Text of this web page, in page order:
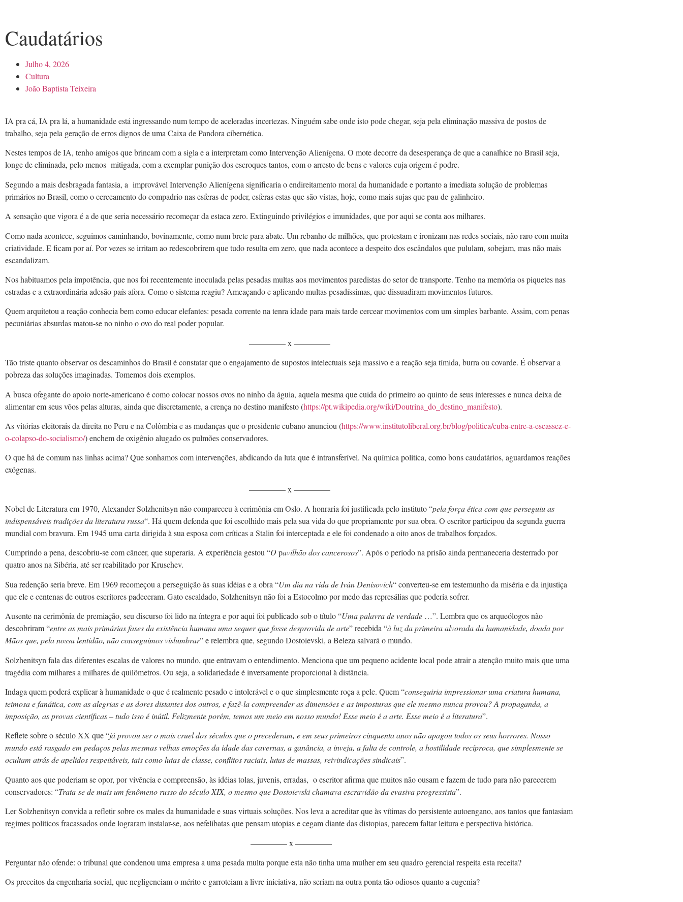
Caudatários
Julho 4, 2026
Cultura
João Baptista Teixeira
IA pra cá, IA pra lá, a humanidade está ingressando num tempo de aceleradas incertezas. Ninguém sabe onde isto pode chegar, seja pela eliminação massiva de postos de
trabalho, seja pela geração de erros dignos de uma Caixa de Pandora cibernética.
Nestes tempos de IA, tenho amigos que brincam com a sigla e a interpretam como Intervenção Alienígena. O mote decorre da desesperança de que a canalhice no Brasil seja,
longe de eliminada, pelo menos mitigada, com a exemplar punição dos escroques tantos, com o arresto de bens e valores cuja origem é podre.
Segundo a mais desbragada fantasia, a improvável Intervenção Alienígena significaria o endireitamento moral da humanidade e portanto a imediata solução de problemas
primários no Brasil, como o cerceamento do compadrio nas esferas de poder, esferas estas que são vistas, hoje, como mais sujas que pau de galinheiro.
A sensação que vigora é a de que seria necessário recomeçar da estaca zero. Extinguindo privilégios e imunidades, que por aqui se conta aos milhares.
Como nada acontece, seguimos caminhando, bovinamente, como num brete para abate. Um rebanho de milhões, que protestam e ironizam nas redes sociais, não raro com muita
criatividade. E ficam por aí. Por vezes se irritam ao redescobrirem que tudo resulta em zero, que nada acontece a despeito dos escândalos que pululam, sobejam, mas não mais
escandalizam.
Nos habituamos pela impotência, que nos foi recentemente inoculada pelas pesadas multas aos movimentos paredistas do setor de transporte. Tenho na memória os piquetes nas
estradas e a extraordinária adesão país afora. Como o sistema reagiu? Ameaçando e aplicando multas pesadíssimas, que dissuadiram movimentos futuros.
Quem arquitetou a reação conhecia bem como educar elefantes: pesada corrente na tenra idade para mais tarde cercear movimentos com um simples barbante. Assim, com penas
pecuniárias absurdas matou-se no ninho o ovo do real poder popular.
————– x ————–
Tão triste quanto observar os descaminhos do Brasil é constatar que o engajamento de supostos intelectuais seja massivo e a reação seja tímida, burra ou covarde. É observar a
pobreza das soluções imaginadas. Tomemos dois exemplos.
A busca ofegante do apoio norte-americano é como colocar nossos ovos no ninho da águia, aquela mesma que cuida do primeiro ao quinto de seus interesses e nunca deixa de
alimentar em seus vôos pelas alturas, ainda que discretamente, a crença no destino manifesto (https://pt.wikipedia.org/wiki/Doutrina_do_destino_manifesto).
As vitórias eleitorais da direita no Peru e na Colômbia e as mudanças que o presidente cubano anunciou (https://www.institutoliberal.org.br/blog/politica/cuba-entre-a-escassez-e-
o-colapso-do-socialismo/) enchem de oxigênio alugado os pulmões conservadores.
O que há de comum nas linhas acima? Que sonhamos com intervenções, abdicando da luta que é intransferível. Na química política, como bons caudatários, aguardamos reações
exógenas.
————– x ————–
Nobel de Literatura em 1970, Alexander Solzhenitsyn não compareceu à cerimônia em Oslo. A honraria foi justificada pelo instituto “pela força ética com que perseguiu as
indispensáveis ​​tradições da literatura russa“. Há quem defenda que foi escolhido mais pela sua vida do que propriamente por sua obra. O escritor participou da segunda guerra
mundial com bravura. Em 1945 uma carta dirigida à sua esposa com críticas a Stalin foi interceptada e ele foi condenado a oito anos de trabalhos forçados.
Cumprindo a pena, descobriu-se com câncer, que superaria. A experiência gestou “Opavilhão dos cancerosos”. Após o período na prisão ainda permaneceria desterrado por
quatro anos na Sibéria, até ser reabilitado por Kruschev.
Sua redenção seria breve. Em 1969 recomeçou a perseguição às suas idéias e a obra “Um dia na vida de Iván Denisovich“ converteu-se em testemunho da miséria e da injustiça
que ele e centenas de outros escritores padeceram. Gato escaldado, Solzhenitsyn não foi a Estocolmo por medo das represálias que poderia sofrer.
Ausente na cerimônia de premiação, seu discurso foi lido na íntegra e por aqui foi publicado sob o título “Uma palavra de verdade …”. Lembra que os arqueólogos não
descobriram “entre as mais primárias fases da existência humana uma sequer que fosse desprovida de arte” recebida “à luz da primeira alvorada da humanidade, doada por
Mãos que, pela nossa lentidão, não conseguimos vislumbrar” e relembra que, segundo Dostoievski, a Beleza salvará o mundo.
Solzhenitsyn fala das diferentes escalas de valores no mundo, que entravam o entendimento. Menciona que um pequeno acidente local pode atrair a atenção muito mais que uma
tragédia com milhares a milhares de quilômetros. Ou seja, a solidariedade é inversamente proporcional à distância.
Indaga quem poderá explicar à humanidade o que é realmente pesado e intolerável e o que simplesmente roça a pele. Quem “conseguiria impressionar uma criatura humana,
teimosa e fanática, com as alegrias e as dores distantes dos outros, e fazê-la compreender as dimensões e as imposturas que ele mesmo nunca provou? A propaganda, a
imposição, as provas científicas – tudo isso é inútil. Felizmente porém, temos um meio em nosso mundo! Esse meio é a arte. Esse meio é a literatura”.
Reflete sobre o século XX que “já provou ser o mais cruel dos séculos que o precederam, e em seus primeiros cinquenta anos não apagou todos os seus horrores. Nosso
mundo está rasgado em pedaços pelas mesmas velhas emoções da idade das cavernas, a ganância, a inveja, a falta de controle, a hostilidade recíproca, que simplesmente se
ocultam atrás de apelidos respeitáveis, tais como lutas de classe, conflitos raciais, lutas de massas, reivindicações sindicais”.
Quanto aos que poderiam se opor, por vivência e compreensão, às idéias tolas, juvenis, erradas, o escritor afirma que muitos não ousam e fazem de tudo para não parecerem
conservadores: “Trata-se de mais um fenômeno russo do século XIX, o mesmo que Dostoievski chamava escravidão da evasiva progressista”.
Ler Solzhenitsyn convida a refletir sobre os males da humanidade e suas virtuais soluções. Nos leva a acreditar que às vítimas do persistente autoengano, aos tantos que fantasiam
regimes políticos fracassados onde lograram instalar-se, aos nefelibatas que pensam utopias e cegam diante das distopias, parecem faltar leitura e perspectiva histórica.
————– x ————–
Perguntar não ofende: o tribunal que condenou uma empresa a uma pesada multa porque esta não tinha uma mulher em seu quadro gerencial respeita esta receita?
Os preceitos da engenharia social, que negligenciam o mérito e garroteiam a livre iniciativa, não seriam na outra ponta tão odiosos quanto a eugenia?